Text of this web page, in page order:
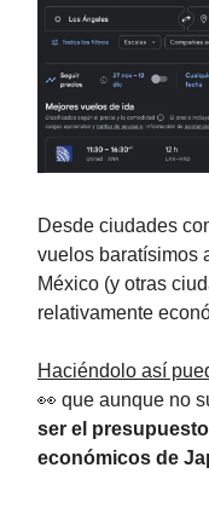
Desde ciudades
vuelos baratísimos
México (y otras
relativamente
Haciéndolo así
👀 que aunque no
ser el
económicos de